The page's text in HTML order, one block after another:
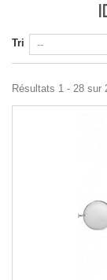
Tri
Résultats 1 - 28 sur